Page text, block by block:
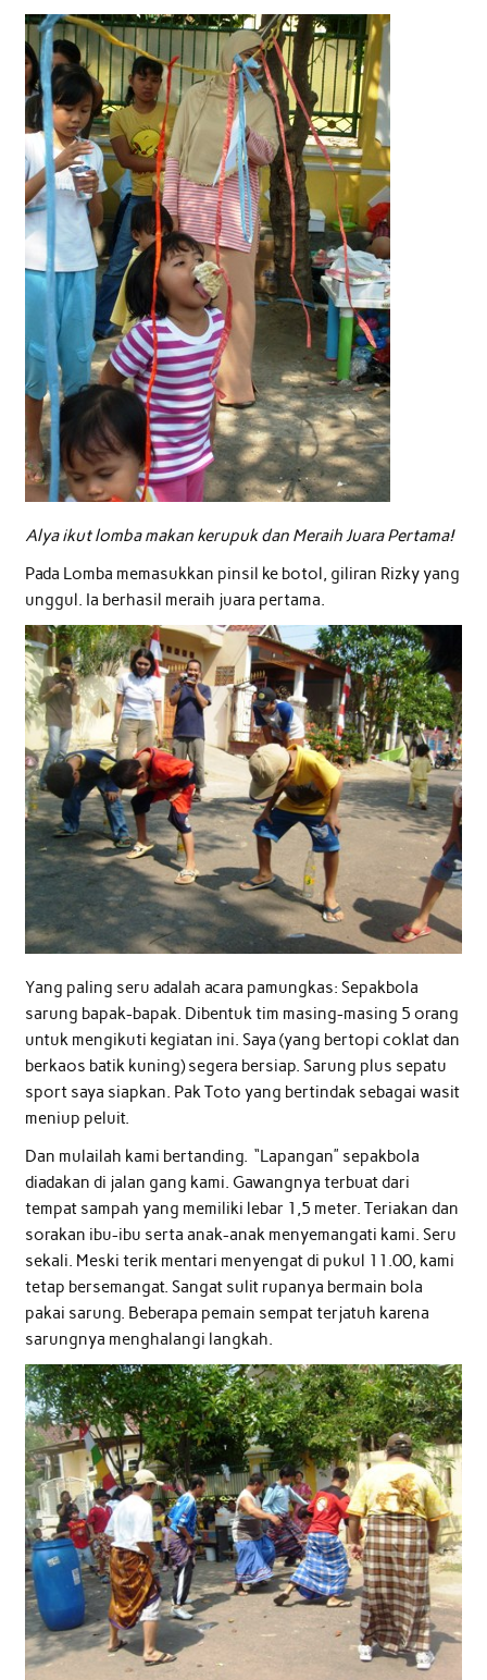
Alya ikut lomba makan kerupuk dan Meraih Juara Pertama!
Pada Lomba memasukkan pinsil ke botol, giliran Rizky yang
unggul. Ia berhasil meraih juara pertama.
Yang paling seru adalah acara pamungkas: Sepakbola
sarung bapak-bapak. Dibentuk tim masing-masing 5 orang
untuk mengikuti kegiatan ini. Saya (yang bertopi coklat dan
berkaos batik kuning) segera bersiap. Sarung plus sepatu
sport saya siapkan. Pak Toto yang bertindak sebagai wasit
meniup peluit.
Dan mulailah kami bertanding. “Lapangan” sepakbola
diadakan di jalan gang kami. Gawangnya terbuat dari
tempat sampah yang memiliki lebar 1,5 meter. Teriakan dan
sorakan ibu-ibu serta anak-anak menyemangati kami. Seru
sekali. Meski terik mentari menyengat di pukul 11.00, kami
tetap bersemangat. Sangat sulit rupanya bermain bola
pakai sarung. Beberapa pemain sempat terjatuh karena
sarungnya menghalangi langkah.